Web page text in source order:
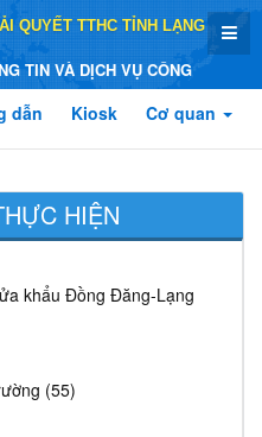
QUYẾT TTHC TỈNH LẠNG
TIN VÀ DỊCH VỤ CÔNG
dẫn Kiosk Cơ quan
HIỆN
khẩu Đồng Đăng-Lạng
(55)